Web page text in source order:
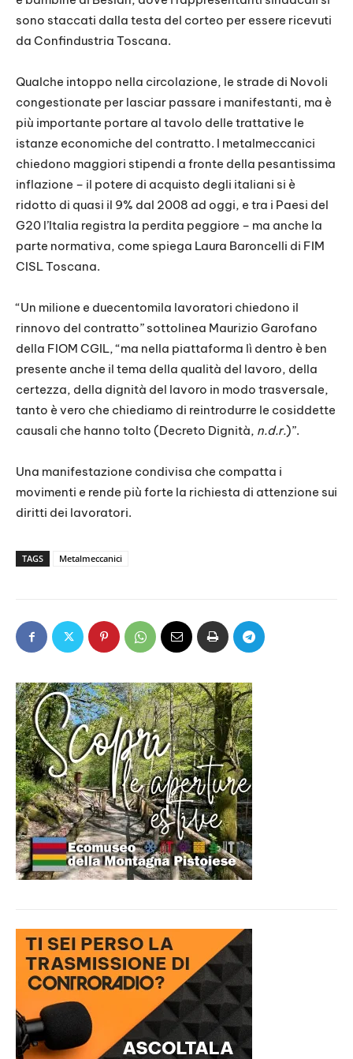
sono staccati dalla testa del corteo per essere ricevuti
da Confindustria Toscana.
Qualche intoppo nella circolazione, le strade di Novoli
congestionate per lasciar passare i manifestanti, ma è
più importante portare al tavolo delle trattative le
istanze economiche del contratto. I metalmeccanici
chiedono maggiori stipendi a fronte della pesantissima
inflazione – il potere di acquisto degli italiani si è
ridotto di quasi il 9% dal 2008 ad oggi, e tra i Paesi del
G20 l’Italia registra la perdita peggiore – ma anche la
parte normativa, come spiega Laura Baroncelli di FIM
CISL Toscana.
“Un milione e duecentomila lavoratori chiedono il
rinnovo del contratto” sottolinea Maurizio Garofano
della FIOM CGIL, “ma nella piattaforma lì dentro è ben
presente anche il tema della qualità del lavoro, della
certezza, della dignità del lavoro in modo trasversale,
tanto è vero che chiediamo di reintrodurre le cosiddette
causali che hanno tolto (Decreto Dignità, n.d.r.)”.
Una manifestazione condivisa che compatta i
movimenti e rende più forte la richiesta di attenzione sui
diritti dei lavoratori.
TAGS Metalmeccanici